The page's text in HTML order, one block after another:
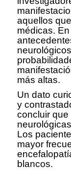
aquellos
médicas.
más altas.
Un dato
y
concluir
Los
mayor
blancos.